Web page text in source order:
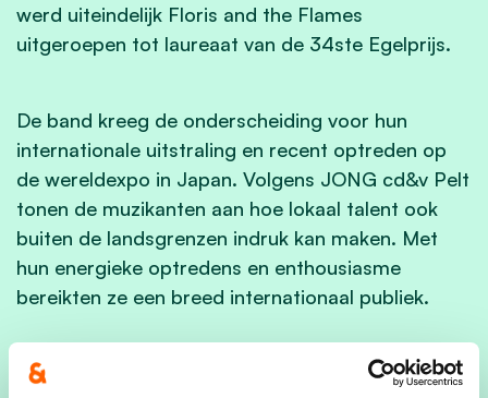
werd uiteindelijk Floris and the Flames
uitgeroepen tot laureaat van de 34ste Egelprijs.
De band kreeg de onderscheiding voor hun
internationale uitstraling en recent optreden op
de wereldexpo in Japan. Volgens JONG cd&v Pelt
tonen de muzikanten aan hoe lokaal talent ook
buiten de landsgrenzen indruk kan maken. Met
hun energieke optredens en enthousiasme
bereikten ze een breed internationaal publiek.
Ook de andere genomineerden konden rekenen